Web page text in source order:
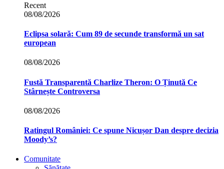
Recent
08/08/2026
Eclipsa solară: Cum 89 de secunde transformă un sat
european
08/08/2026
Fustă Transparentă Charlize Theron: O Ținută Ce
Stârnește Controversa
08/08/2026
Ratingul României: Ce spune Nicușor Dan despre decizia
Moody’s?
Comunitate